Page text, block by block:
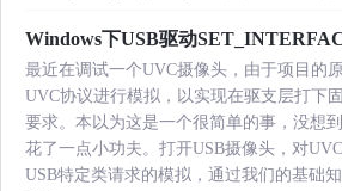
Windows下USB驱动
最近在调试一个UVC摄像头，由于项目的
UVC协议进行模拟，以实现在驱支层打下
要求。本以为这是一个很简单的事，没想
花了一点小功夫。打开USB摄像头，对
USB特定类请求的模拟，通过我们的基础